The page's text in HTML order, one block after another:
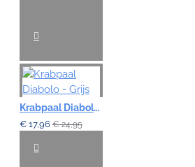
Krabpaal Diabolo - Grijs
€ 17,96 € 24,95